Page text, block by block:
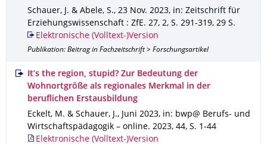
Schauer, J. & Abele, S., 23 Nov. 2023, in: Zeitschrift für
Erziehungswissenschaft : ZfE. 27, 2, S. 291-319, 29 S.
Elektronische (Volltext-)Version
Publikation: Beitrag in Fachzeitschrift > Forschungsartikel
It’s the region, stupid? Zur Bedeutung der
Wohnortgröße als regionales Merkmal in der
beruflichen Erstausbildung
Eckelt, M. & Schauer, J., Juni 2023, in: bwp@ Berufs- und
Wirtschaftspädagogik – online. 2023, 44, S. 1-44
Elektronische (Volltext-)Version